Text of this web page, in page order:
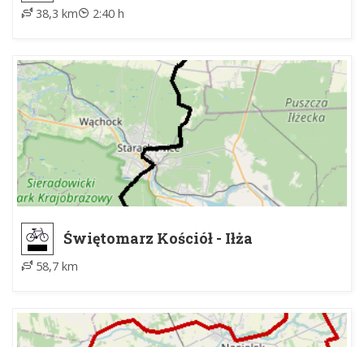
38,3 km 2:40 h
Świętomarz Kościół - Iłża
58,7 km